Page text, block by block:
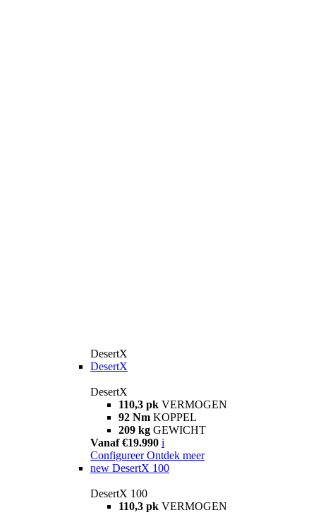
DesertX
DesertX
DesertX
110,3 pk VERMOGEN
92 Nm KOPPEL
209 kg GEWICHT
Vanaf €19.990 i
Configureer Ontdek meer
new DesertX 100
DesertX 100
110,3 pk VERMOGEN